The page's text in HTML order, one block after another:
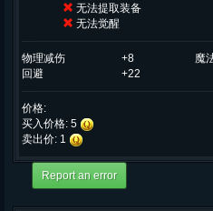
无法提取装备
无法觉醒
物理减伤 +8 魔
回避
+22
价格:
买入价格: 5
卖出价: 1